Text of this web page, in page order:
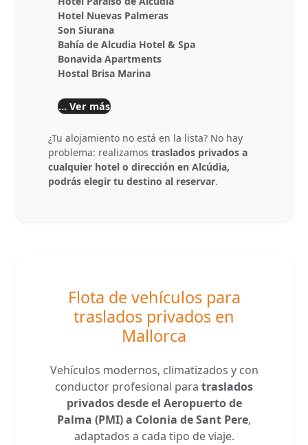
Hotel Nuevas Palmeras
Son Siurana
Bahía de Alcudia Hotel & Spa
Bonavida Apartments
Hostal Brisa Marina
… Ver más
¿Tu alojamiento no está en la lista? No hay
problema: realizamos traslados privados a
cualquier hotel o dirección en Alcúdia,
podrás elegir tu destino al reservar.
Flota de vehículos para
traslados privados en
Mallorca
Vehículos modernos, climatizados y con
conductor profesional para traslados
privados desde el Aeropuerto de
Palma (PMI) a Colonia de Sant Pere,
adaptados a cada tipo de viaje.